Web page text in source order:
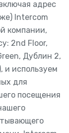
адрес
Intercom
компании,
2nd Floor,
Дублин 2,
и используем
для
посещения